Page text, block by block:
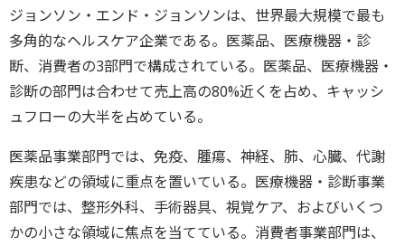
ジョンソン・エンド・ジョンソンは、世界最大規模で最も
多角的なヘルスケア企業である。医薬品、医療機器・診
断、消費者の3部門で構成されている。医薬品、医療機器・
診断の部門は合わせて売上高の80%近くを占め、キャッシ
ュフローの大半を占めている。
医薬品事業部門では、免疫、腫瘍、神経、肺、心臓、代謝
疾患などの領域に重点を置いている。医療機器・診断事業
部門では、整形外科、手術器具、視覚ケア、およびいくつ
かの小さな領域に焦点を当てている。消費者事業部門は、